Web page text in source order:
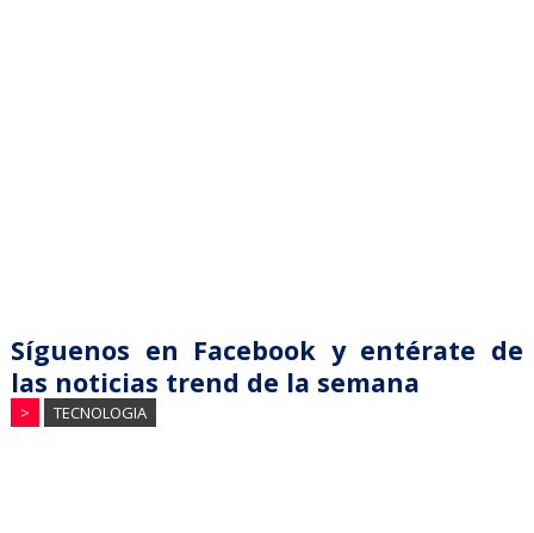
Síguenos en Facebook y entérate de
las noticias trend de la semana
> TECNOLOGIA